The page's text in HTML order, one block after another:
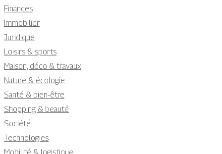
Finances
Immobilier
Juridique
Loisirs & sports
Maison, déco & travaux
Nature & écologie
Santé & bien-être
Shopping & beauté
Société
Technologies